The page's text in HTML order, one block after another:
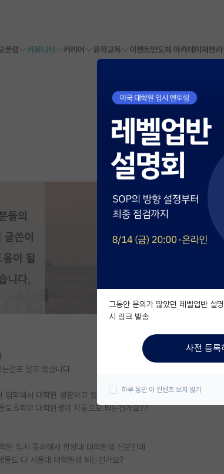
픈랩 커뮤니티 커리어 유학교육 이벤트반도체 아카데미 재팬
걸로 알고 있습니다
학해서 대학원 생활하고 있었는데
도 B학교 대학원생이 자동으로 되는건가요??
원 입시 통과해서 한양대 대학원생 신분인데
들도 다 서울대 대학원생 되는건가요?
그동안 문의가 많았던 레벨업반 설
시 링크 발송
사전 등록
하루 동안 이 컨텐츠 보지 않기